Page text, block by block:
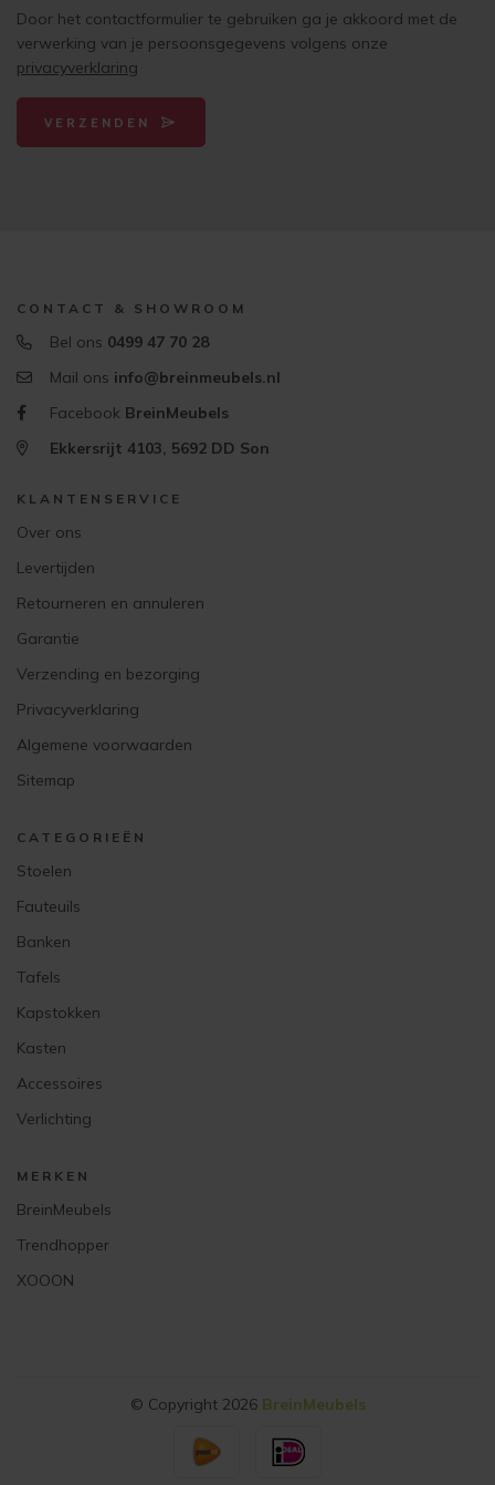
Door het contactformulier te gebruiken ga je akkoord met de
verwerking van je persoonsgegevens volgens onze
privacyverklaring
VERZENDEN
CONTACT & SHOWROOM
Bel ons 0499 47 70 28
Mail ons info@breinmeubels.nl
Facebook BreinMeubels
Ekkersrijt 4103, 5692 DD Son
KLANTENSERVICE
Over ons
Levertijden
Retourneren en annuleren
Garantie
Verzending en bezorging
Privacyverklaring
Algemene voorwaarden
Sitemap
CATEGORIEËN
Stoelen
Fauteuils
Banken
Tafels
Kapstokken
Kasten
Accessoires
Verlichting
MERKEN
BreinMeubels
Trendhopper
XOOON
© Copyright 2026 BreinMeubels